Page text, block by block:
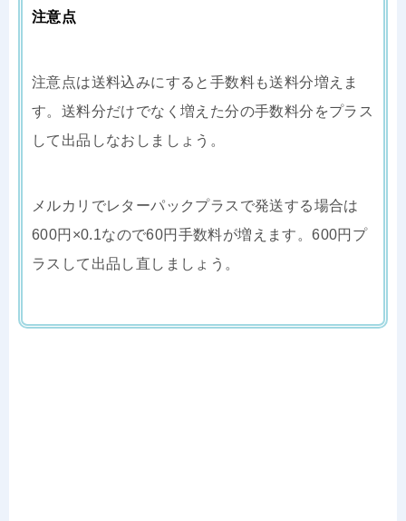
注意点
注意点は送料込みにすると手数料も送料分増えま
す。送料分だけでなく増えた分の手数料分をプラス
して出品しなおしましょう。
メルカリでレターパックプラスで発送する場合は
600円×0.1なので60円手数料が増えます。600円プ
ラスして出品し直しましょう。